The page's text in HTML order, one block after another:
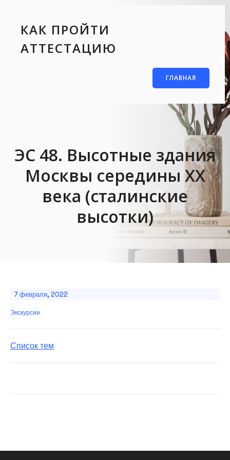
КАК ПРОЙТИ
АТТЕСТАЦИЮ
ГЛАВНАЯ
ЭС 48. Высотные здания
Москвы середины XX
века (сталинские
высотки)
7 февраля, 2022
Экскурсии
Список тем